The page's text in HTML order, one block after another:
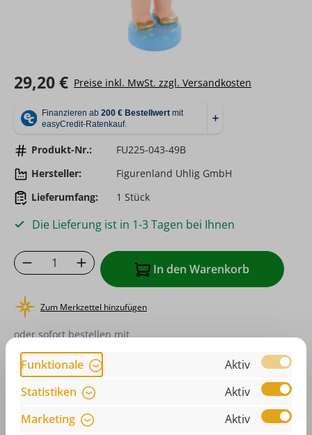
Regulärer Preis:
29,20 € Preise inkl. MwSt. zzgl. Versandkosten
Produkt-Nr.:
FU225-043-49B
Hersteller:
Figurenland Uhlig GmbH
Lieferumfang:
1 Stück
Die Lieferung ist in 1-3 Tagen bei Ihnen
Produkt Anzahl: Gib den gewünschten
In den Warenkorb
Zum Merkzettel hinzufügen
oder sofort bestellen mit
Funktionale
Aktiv
Statistiken
Aktiv
Marketing
Aktiv